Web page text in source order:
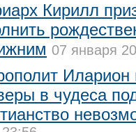
Кирилл
07 января
Иларион
в чудеса